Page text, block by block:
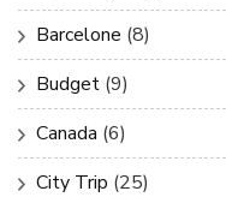
Barcelone (8)
Budget (9)
Canada (6)
City Trip (25)